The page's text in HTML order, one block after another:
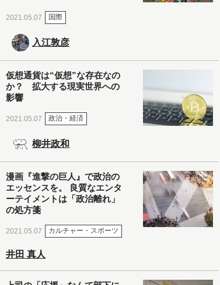
2021.05.07 国際
入江敦彦
仮想通貨は“仮想”な存在なの
か？ 拡大する現実世界への
影響
2021.05.07 政治・経済
柳井政和
漫画『進撃の巨人』で政治の
エッセンスを。 良質なエンタ
ーテイメントは「政治離れ」
の処方箋
2021.05.07 カルチャー・スポーツ
井田 真人